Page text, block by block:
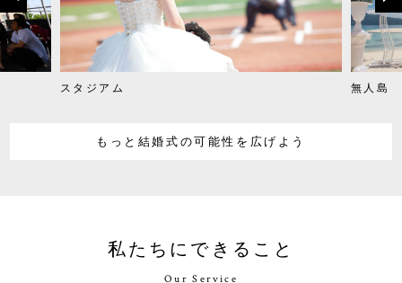
もっと結婚式の可能性を広げよう
私たちにできること
Our Service